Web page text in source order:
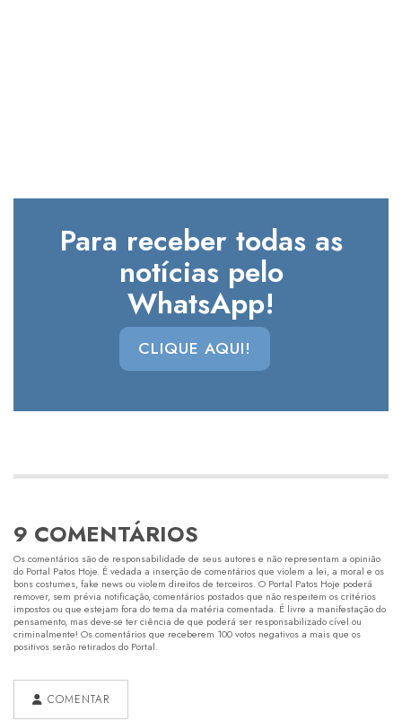
Para receber todas as
notícias pelo
WhatsApp!
CLIQUE AQUI!
9 COMENTÁRIOS
Os comentários são de responsabilidade de seus autores e não representam a opinião
do Portal Patos Hoje. É vedada a inserção de comentários que violem a lei, a moral e os
bons costumes, fake news ou violem direitos de terceiros. O Portal Patos Hoje poderá
remover, sem prévia notificação, comentários postados que não respeitem os critérios
impostos ou que estejam fora do tema da matéria comentada. É livre a manifestação do
pensamento, mas deve-se ter ciência de que poderá ser responsabilizado cível ou
criminalmente! Os comentários que receberem 100 votos negativos a mais que os
positivos serão retirados do Portal.
COMENTAR